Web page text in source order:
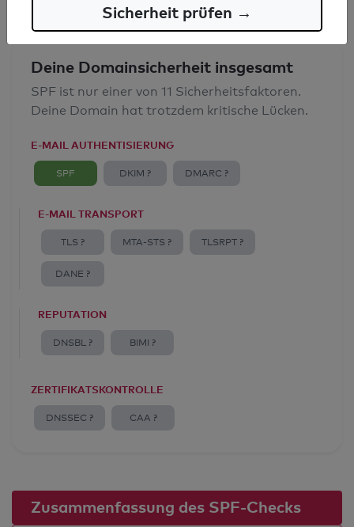
Deine Domainsicherheit insgesamt
SPF ist nur einer von 11 Sicherheitsfaktoren.
Deine Domain hat trotzdem kritische Lücken.
E-MAIL AUTHENTISIERUNG
SPF DKIM ? DMARC ?
E-MAIL TRANSPORT
TLS ? MTA-STS ? TLSRPT ?
DANE ?
REPUTATION
DNSBL ? BIMI ?
ZERTIFIKATSKONTROLLE
DNSSEC ? CAA ?
Zusammenfassung des SPF-Checks
Sicherheit prüfen →